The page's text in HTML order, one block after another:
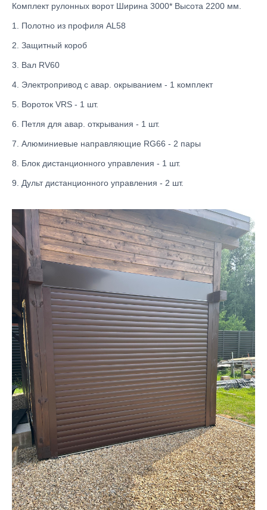
Комплект рулонных ворот Ширина 3000* Высота 2200 мм.
1. Полотно из профиля AL58
2. Защитный короб
3. Вал RV60
4. Электропривод с авар. окрыванием - 1 комплект
5. Вороток VRS - 1 шт.
6. Петля для авар. открывания - 1 шт.
7. Алюминиевые направляющие RG66 - 2 пары
8. Блок дистанционного управления - 1 шт.
9. Дульт дистанционного управления - 2 шт.